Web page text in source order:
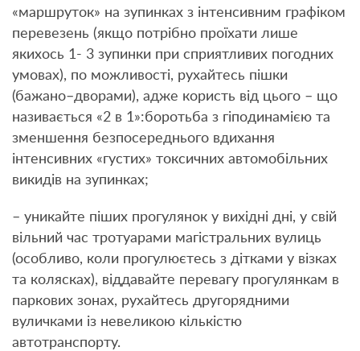
«маршруток» на зупинках з інтенсивним графіком
перевезень (якщо потрібно проїхати лише
якихось 1- 3 зупинки при сприятливих погодних
умовах), по можливості, рухайтесь пішки
(бажано–дворами), адже користь від цього – що
називається «2 в 1»:боротьба з гіподинамією та
зменшення безпосереднього вдихання
інтенсивних «густих» токсичних автомобільних
викидів на зупинках;
– уникайте піших прогулянок у вихідні дні, у свій
вільний час тротуарами магістральних вулиць
(особливо, коли прогулюєтесь з дітками у візках
та колясках), віддавайте перевагу прогулянкам в
паркових зонах, рухайтесь другорядними
вуличками із невеликою кількістю
автотранспорту.